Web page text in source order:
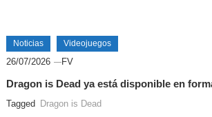
Noticias Videojuegos
26/07/2026 FV
Dragon is Dead ya está disponible en
Tagged Dragon is Dead